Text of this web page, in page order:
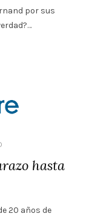
por sus
hasta
20 años de